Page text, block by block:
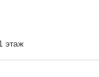
отдыха нам
есть
и тем
снова.Так что
возможность
за помощью))
этаж